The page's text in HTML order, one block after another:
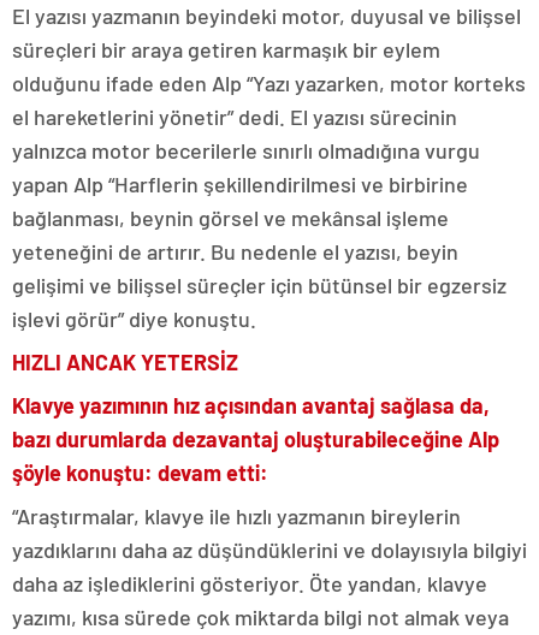
El yazısı yazmanın beyindeki motor, duyusal ve bilişsel
süreçleri bir araya getiren karmaşık bir eylem
olduğunu ifade eden Alp “Yazı yazarken, motor korteks
el hareketlerini yönetir” dedi. El yazısı sürecinin
yalnızca motor becerilerle sınırlı olmadığına vurgu
yapan Alp “Harflerin şekillendirilmesi ve birbirine
bağlanması, beynin görsel ve mekânsal işleme
yeteneğini de artırır. Bu nedenle el yazısı, beyin
gelişimi ve bilişsel süreçler için bütünsel bir egzersiz
işlevi görür” diye konuştu.
HIZLI ANCAK YETERSİZ
Klavye yazımının hız açısından avantaj sağlasa da,
bazı durumlarda dezavantaj oluşturabileceğine Alp
şöyle konuştu: devam etti:
“Araştırmalar, klavye ile hızlı yazmanın bireylerin
yazdıklarını daha az düşündüklerini ve dolayısıyla bilgiyi
daha az işlediklerini gösteriyor. Öte yandan, klavye
yazımı, kısa sürede çok miktarda bilgi not almak veya